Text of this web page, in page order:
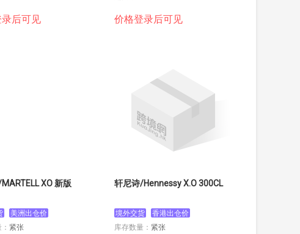
后可见 价格登录后可见
XO 新版
美洲出仓价
紧张
轩尼诗/Hennessy X.O 300CL
境外交货
香港出仓价
库存数量： 紧张